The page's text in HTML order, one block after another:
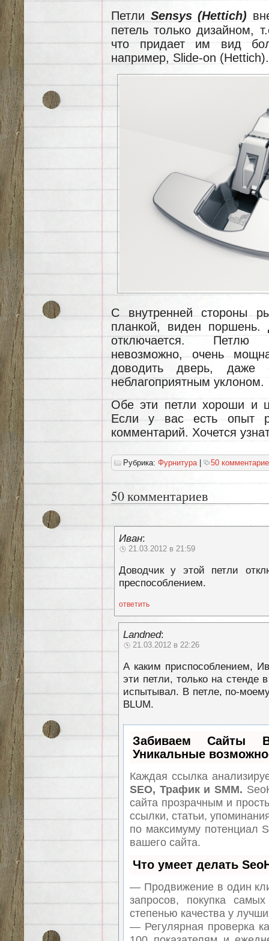
Петли Sensys (Hettich)
петель только дизайном,
что придает им вид
например, Slide-on (Hettich).
С внутренней стороны
планкой, виден
отключается. Петлю
невозможно, очень
доводить дверь, даже
неблагоприятным уклоном.
Обе эти петли хороши и
Если у вас есть опыт
комментарий. Хочется
Рубрика: Фурнитура 50
50 комментариев
Иван:
21.03.2012 в 21:59
Доводчик у этой петли
преспособлением.
ответить
Landned:
21.03.2012 в 22:26
А каким приспособлением,
эти петли, только на стенде
испытывал. В петле, по-
BLUM.
Забиваем
Уникальные
Каждая ссылка
SEO, Трафик и SMM.
сайта прозрачным и
ссылки, статьи,
по максимуму потенциал
вашего сайта.
Что умеет делать
— Продвижение в один
запросов, покупка
степенью качества у
— Регулярная проверка